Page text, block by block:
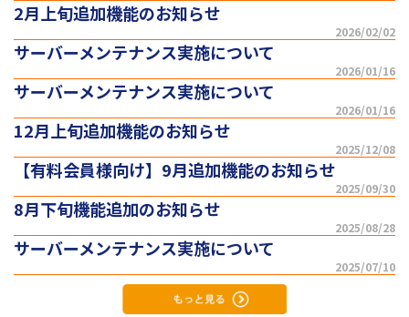
2月上旬追加機能のお知らせ
2026/02/02
サーバーメンテナンス実施について
2026/01/16
サーバーメンテナンス実施について
2026/01/16
12月上旬追加機能のお知らせ
2025/12/08
【有料会員様向け】9月追加機能のお知らせ
2025/09/30
8月下旬機能追加のお知らせ
2025/08/28
サーバーメンテナンス実施について
2025/07/10